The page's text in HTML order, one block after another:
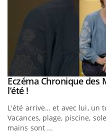
Youtube
Eczéma Chronique des
l’été !Youtube
L'été arrive… et avec lui, un
Vacances, plage, piscine,
mains sont ...